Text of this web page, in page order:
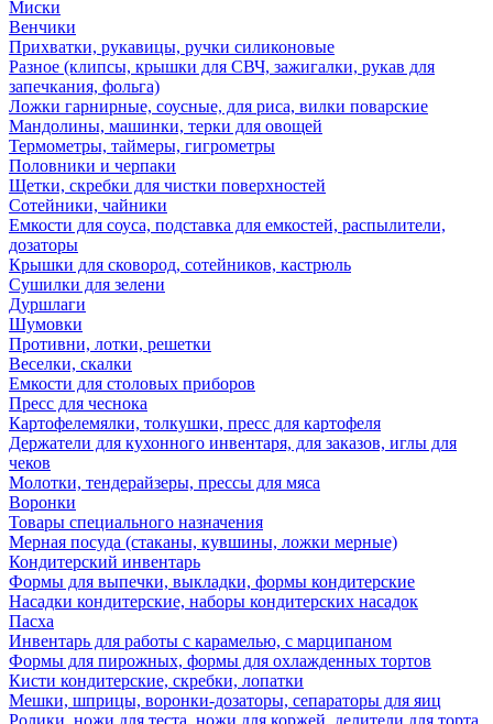
Миски
Венчики
Прихватки, рукавицы, ручки силиконовые
Разное (клипсы, крышки для СВЧ, зажигалки, рукав для
запечкания, фольга)
Ложки гарнирные, соусные, для риса, вилки поварские
Мандолины, машинки, терки для овощей
Термометры, таймеры, гигрометры
Половники и черпаки
Щетки, скребки для чистки поверхностей
Сотейники, чайники
Емкости для соуса, подставка для емкостей, распылители,
дозаторы
Крышки для сковород, сотейников, кастрюль
Сушилки для зелени
Дуршлаги
Шумовки
Противни, лотки, решетки
Веселки, скалки
Емкости для столовых приборов
Пресс для чеснока
Картофелемялки, толкушки, пресс для картофеля
Держатели для кухонного инвентаря, для заказов, иглы для
чеков
Молотки, тендерайзеры, прессы для мяса
Воронки
Товары специального назначения
Мерная посуда (стаканы, кувшины, ложки мерные)
Кондитерский инвентарь
Формы для выпечки, выкладки, формы кондитерские
Насадки кондитерские, наборы кондитерских насадок
Пасха
Инвентарь для работы с карамелью, с марципаном
Формы для пирожных, формы для охлажденных тортов
Кисти кондитерские, скребки, лопатки
Мешки, шприцы, воронки-дозаторы, сепараторы для яиц
Ролики, ножи для теста, ножи для коржей, делители для торта